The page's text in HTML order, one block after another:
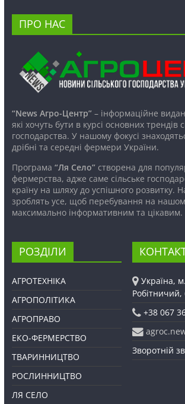
ПРО НАС
“News Агро-Центр”– інформаційне
які хочуть бути в курсі основних трендів
господарства. У нашому фокусі
дрібні та середні фермери України.
Програма “Ля Село”створена для
фермерства, адже саме сільське
країну на шляху до успішного розвитку.
зроблять усе, щоб перебування на
максимально інформативним та цікавим.
РОЗДІЛИ
АГРОТЕХНІКА
АГРОПОЛІТИКА
АГРОПРАВО
ЕКО-ФЕРМЕРСТВО
ТВАРИННИЦТВО
РОСЛИННИЦТВО
ЛЯ СЕЛО
Україна,
Робітничий,
+38 067
Зворотній